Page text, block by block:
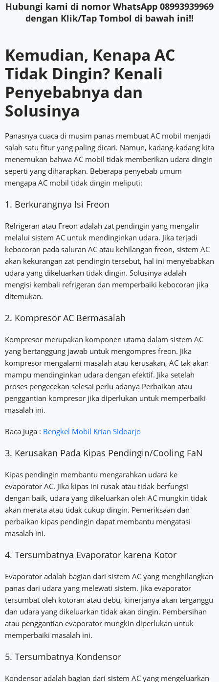
Hubungi kami di nomor WhatsApp 08993939969
dengan Klik/Tap Tombol di bawah ini!!
Kemudian, Kenapa AC
Tidak Dingin? Kenali
Penyebabnya dan
Solusinya
Panasnya cuaca di musim panas membuat AC mobil menjadi
salah satu fitur yang paling dicari. Namun, kadang-kadang kita
menemukan bahwa AC mobil tidak memberikan udara dingin
seperti yang diharapkan. Beberapa penyebab umum
mengapa AC mobil tidak dingin meliputi:
1. Berkurangnya Isi Freon
Refrigeran atau Freon adalah zat pendingin yang mengalir
melalui sistem AC untuk mendinginkan udara. Jika terjadi
kebocoran pada saluran AC atau kehilangan freon, sistem AC
akan kekurangan zat pendingin tersebut, hal ini menyebabkan
udara yang dikeluarkan tidak dingin. Solusinya adalah
mengisi kembali refrigeran dan memperbaiki kebocoran jika
ditemukan.
2. Kompresor AC Bermasalah
Kompresor merupakan komponen utama dalam sistem AC
yang bertanggung jawab untuk mengompres freon. Jika
kompresor mengalami masalah atau kerusakan, AC tak akan
mampu mendinginkan udara dengan efektif. Jika setelah
proses pengecekan selesai perlu adanya Perbaikan atau
penggantian kompresor jika diperlukan untuk memperbaiki
masalah ini.
Baca Juga : Bengkel Mobil Krian Sidoarjo
3. Kerusakan Pada Kipas Pendingin/Cooling FaN
Kipas pendingin membantu mengarahkan udara ke
evaporator AC. Jika kipas ini rusak atau tidak berfungsi
dengan baik, udara yang dikeluarkan oleh AC mungkin tidak
akan merata atau tidak cukup dingin. Pemeriksaan dan
perbaikan kipas pendingin dapat membantu mengatasi
masalah ini.
4. Tersumbatnya Evaporator karena Kotor
Evaporator adalah bagian dari sistem AC yang menghilangkan
panas dari udara yang melewati sistem. Jika evaporator
tersumbat oleh kotoran atau debu, kinerjanya akan terganggu
dan udara yang dikeluarkan tidak akan dingin. Pembersihan
atau penggantian evaporator mungkin diperlukan untuk
memperbaiki masalah ini.
5. Tersumbatnya Kondensor
Kondensor adalah bagian dari sistem AC yang mengeluarkan